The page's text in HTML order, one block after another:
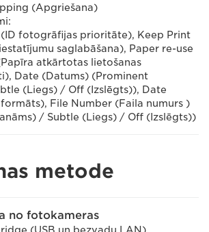
(Apgriešana)
(ID fotogrāfijas prioritāte), Keep Print
saglabāšana), Paper re-use
atkārtotas lietošanas
Date (Datums) (Prominent
(Liegs) / Off (Izslēgts)), Date
File Number (Faila numurs )
/ Subtle (Liegs) / Off (Izslēgts))
metode
no fotokameras